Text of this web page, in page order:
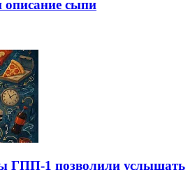
описание сыпи
ГПП-1 позволили